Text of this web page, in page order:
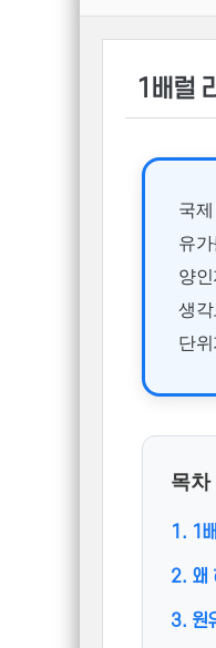
1배럴
국
유
양
생각
단
목차
1. 1
2. 왜
3. 원